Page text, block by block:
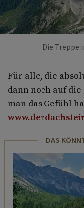
Die Treppe
Für alle, die
dann noch auf die
man das Gefühl
DAS